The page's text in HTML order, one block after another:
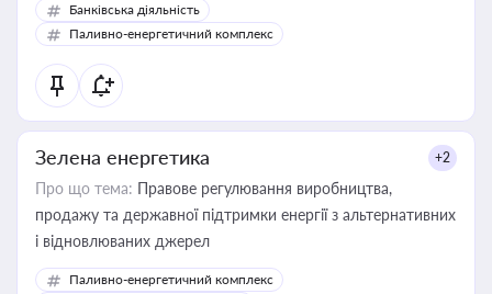
Банківська діяльність
Паливно-енергетичний комплекс
Зелена енергетика +2
Про що тема: Правове регулювання виробництва,
продажу та державної підтримки енергії з альтернативних
і відновлюваних джерел
Паливно-енергетичний комплекс